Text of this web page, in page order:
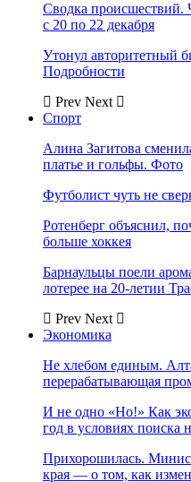
Сводка происшествий.
с 20 по 22 декабря
Утонул авторитетный
Подробности
Prev Next
Спорт
Алина Загитова
платье и гольфы. Фото
Футболист чуть не
Ротенберг объяснил,
больше хоккея
Барнаульцы поели
лотерее на 20-летии
Prev Next
Экономика
Не хлебом единым.
перерабатывающая
И не одно «Но!» Как
год в условиях
Прихорошилась.
края — о том, как